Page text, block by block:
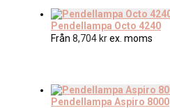
Pendellampa Octo 4240
Från 8,704 krex. moms
Pendellampa Aspiro 8000